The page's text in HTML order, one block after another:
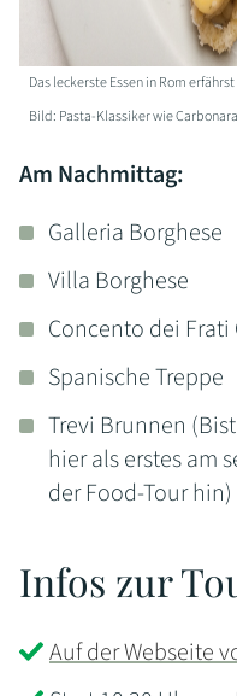
Das leckerste Essen in Rom
Bild: Pasta-Klassiker wie
Am Nachmittag:
Galleria Borghese
Villa Borghese
Concento dei
Spanische Treppe
Trevi Brunnen
hier als erstes am
der Food-Tour hin)
Infos zur
Auf der Webseite